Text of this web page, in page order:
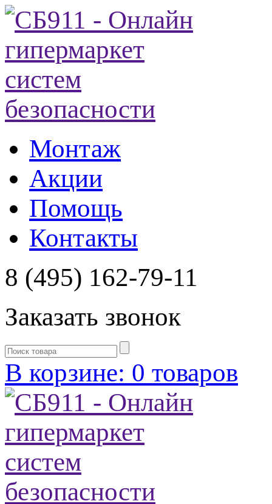
Монтаж
Акции
Помощь
Контакты
8 (495) 162-79-11
Заказать звонок
В корзине: 0 товаров